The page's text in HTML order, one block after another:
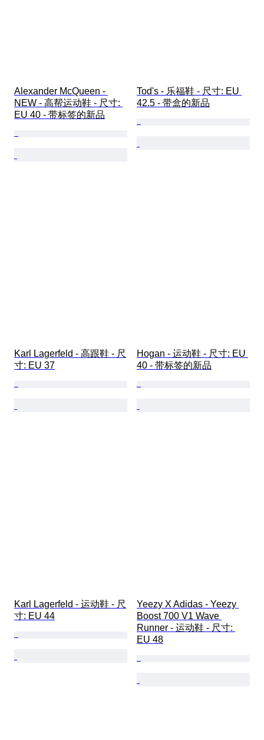
Alexander McQueen -
NEW - 高帮运动鞋 - 尺寸:
EU 40 - 带标签的新品
Tod's - 乐福鞋 - 尺寸: EU
42.5 - 带盒的新品
Karl Lagerfeld - 高跟鞋 - 尺
寸: EU 37
Hogan - 运动鞋 - 尺寸: EU
40 - 带标签的新品
Karl Lagerfeld - 运动鞋 - 尺
寸: EU 44
Yeezy X Adidas - Yeezy
Boost 700 V1 Wave
Runner - 运动鞋 - 尺寸:
EU 48